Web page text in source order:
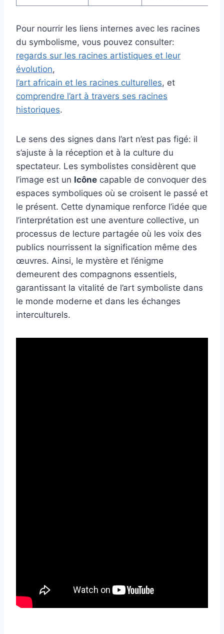
Pour nourrir les liens internes avec les racines
du symbolisme, vous pouvez consulter:
regards sur les racines artistiques et leur
évolution,
l’art africain et les racines culturelles, et
comprendre l’art à travers ses racines
historiques.
Le sens des signes dans l’art n’est pas figé: il
s’ajuste à la réception et à la culture du
spectateur. Les symbolistes considèrent que
l’image est un Icône capable de convoquer des
espaces symboliques où se croisent le passé et
le présent. Cette dynamique renforce l’idée que
l’interprétation est une aventure collective, un
processus de lecture partagée où les voix des
publics nourrissent la signification même des
œuvres. Ainsi, le mystère et l’énigme
demeurent des compagnons essentiels,
garantissant la vitalité de l’art symboliste dans
le monde moderne et dans les échanges
interculturels.